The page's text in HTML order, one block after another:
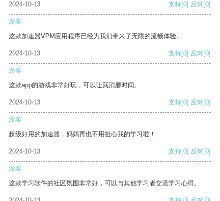
2024-10-13 支持[0] 反对[0]
游客
这款加速器VPM应用程序已经为我们带来了无限的流畅体验。
2024-10-13 支持[0] 反对[0]
游客
这款app的游戏非常好玩，可以让我消磨时间。
2024-10-13 支持[0] 反对[0]
游客
超级好用的加速器，妈妈再也不用担心我的学习啦！
2024-10-13 支持[0] 反对[0]
游客
这款学习软件的社区氛围非常好，可以与其他学习者交流学习心得。